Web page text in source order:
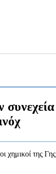
συνεχεία
χημικοί της Γης